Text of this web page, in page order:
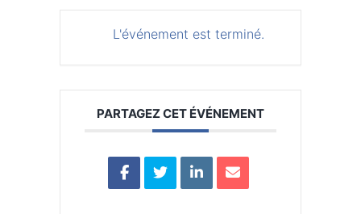
L'événement est terminé.
PARTAGEZ CET ÉVÉNEMENT